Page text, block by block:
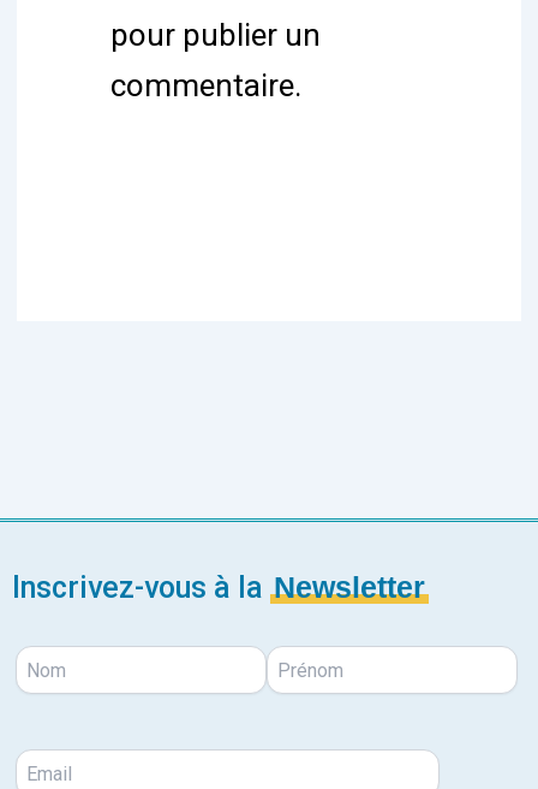
pour publier un
commentaire.
Inscrivez-vous à la Newsletter